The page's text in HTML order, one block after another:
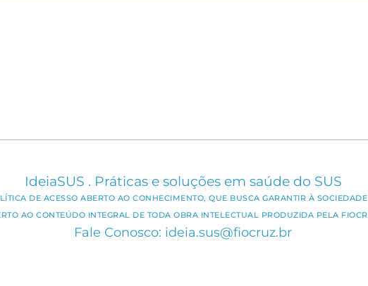
IdeiaSUS . Práticas e soluções em saúde do SUS
DE ACESSO ABERTO AO CONHECIMENTO, QUE BUSCA GARANTIR À
AO CONTEÚDO INTEGRAL DE TODA OBRA INTELECTUAL PRODUZIDA PELA
Fale Conosco: ideia.sus@fiocruz.br